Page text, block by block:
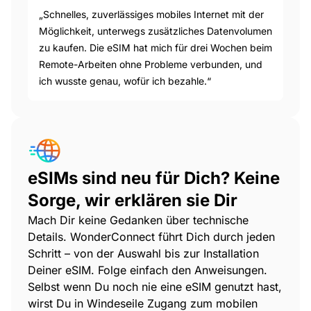
„Schnelles, zuverlässiges mobiles Internet mit der
Möglichkeit, unterwegs zusätzliches Datenvolumen
zu kaufen. Die eSIM hat mich für drei Wochen beim
Remote-Arbeiten ohne Probleme verbunden, und
ich wusste genau, wofür ich bezahle.“
eSIMs sind neu für Dich? Keine
Sorge, wir erklären sie Dir
Mach Dir keine Gedanken über technische
Details. WonderConnect führt Dich durch jeden
Schritt – von der Auswahl bis zur Installation
Deiner eSIM. Folge einfach den Anweisungen.
Selbst wenn Du noch nie eine eSIM genutzt hast,
wirst Du in Windeseile Zugang zum mobilen